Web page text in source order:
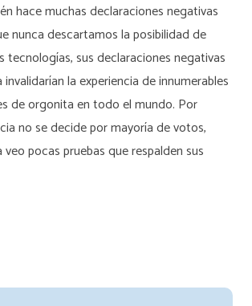
hace muchas declaraciones negativas
nunca descartamos la posibilidad de
tecnologías, sus declaraciones negativas
la experiencia de innumerables
de orgonita en todo el mundo. Por
no se decide por mayoría de votos,
pocas pruebas que respalden sus